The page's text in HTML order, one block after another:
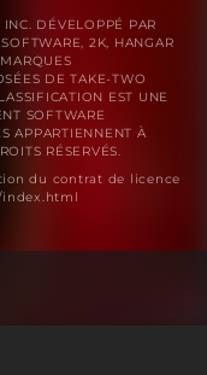
DÉVELOPPÉ PAR
2K, HANGAR
DE TAKE-TWO
EST UNE
SOFTWARE
APPARTIENNENT À
RÉSERVÉS.
du contrat de licence
index.html